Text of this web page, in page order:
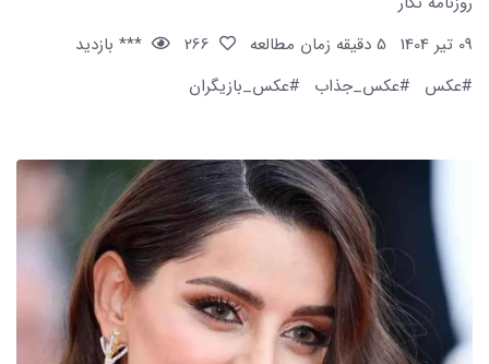
09 تیر 1404
5 دقیقه زمان مطالعه
*** بازدید
#عکس
#عکس_جذاب #عکس_بازیگران